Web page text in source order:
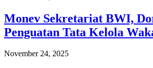
Monev Sekretariat BWI,
Penguatan Tata Kelola
November 24, 2025